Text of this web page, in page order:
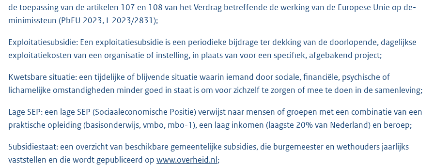
de toepassing van de artikelen 107 en 108 van het Verdrag betreffende de werking van de Europese Unie op de-
minimissteun (PbEU 2023, L 2023/2831);
Exploitatiesubsidie: Een exploitatiesubsidie is een periodieke bijdrage ter dekking van de doorlopende, dagelijkse
exploitatiekosten van een organisatie of instelling, in plaats van voor een specifiek, afgebakend project;
Kwetsbare situatie: een tijdelijke of blijvende situatie waarin iemand door sociale, financiële, psychische of
lichamelijke omstandigheden minder goed in staat is om voor zichzelf te zorgen of mee te doen in de samenleving;
Lage SEP: een lage SEP (Sociaaleconomische Positie) verwijst naar mensen of groepen met een combinatie van een
praktische opleiding (basisonderwijs, vmbo, mbo-1), een laag inkomen (laagste 20% van Nederland) en beroep;
Subsidiestaat: een overzicht van beschikbare gemeentelijke subsidies, die burgemeester en wethouders jaarlijks
vaststellen en die wordt gepubliceerd op www.overheid.nl;